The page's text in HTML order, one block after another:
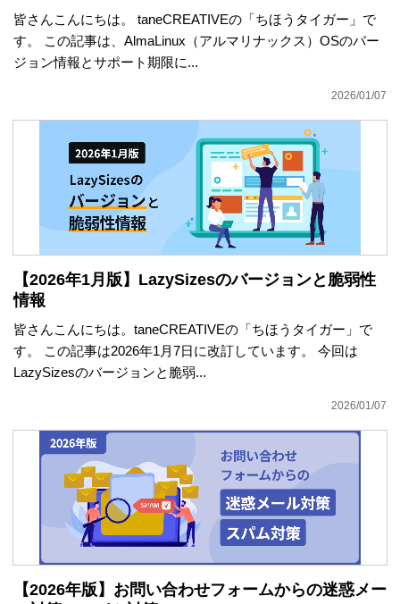
皆さんこんにちは。 taneCREATIVEの「ちほうタイガー」で
す。 この記事は、AlmaLinux（アルマリナックス）OSのバー
ジョン情報とサポート期限に...
2026/01/07
【2026年1月版】LazySizesのバージョンと脆弱性
情報
皆さんこんにちは。taneCREATIVEの「ちほうタイガー」で
す。 この記事は2026年1月7日に改訂しています。 今回は
LazySizesのバージョンと脆弱...
2026/01/07
【2026年版】お問い合わせフォームからの迷惑メー